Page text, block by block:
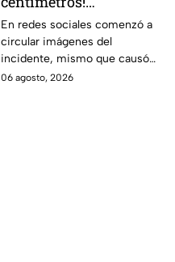
Automovilista casi
4tropella a una familia
en reconocida plaza
comercial
En redes sociales comenzó a
circular imágenes del
incidente, mismo que causó
diversas reacciones entre los
06 agosto, 2026